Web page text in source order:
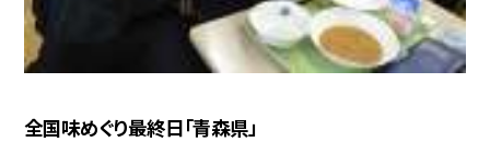
全国味めぐり最終日「青森県」